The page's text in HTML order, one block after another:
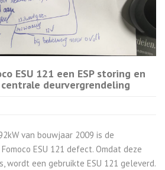
ESU 121 een ESP storing en
deurvergrendeling
van bouwjaar 2009 is de
ESU 121 defect. Omdat deze
wordt een gebruikte ESU 121 geleverd.